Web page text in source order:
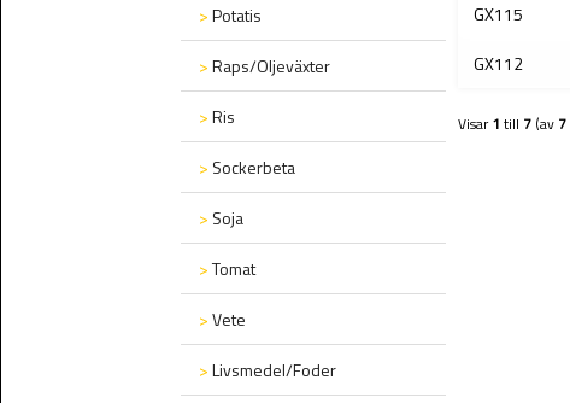
>Potatis
>Raps/Oljeväxter
>Ris
> Sockerbeta
> Soja
>Tomat
>Vete
>Livsmedel/Foder
GX115
GX112
Visar1 till 7 (av 7